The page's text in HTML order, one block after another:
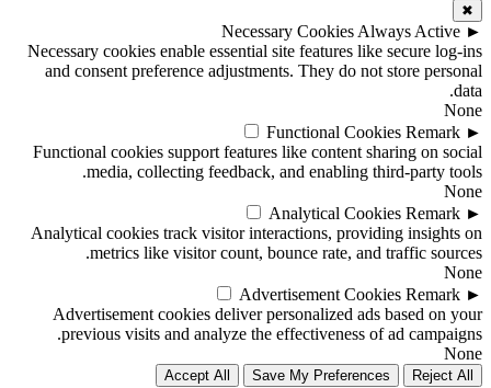
✖
►
Necessary Cookies Always Active
Necessary cookies enable essential site features like secure log-ins
and consent preference adjustments. They do not store personal
data.
None
►
Functional Cookies Remark
Functional cookies support features like content sharing on social
media, collecting feedback, and enabling third-party tools.
None
►
Analytical Cookies Remark
Analytical cookies track visitor interactions, providing insights on
metrics like visitor count, bounce rate, and traffic sources.
None
►
Advertisement Cookies Remark
Advertisement cookies deliver personalized ads based on your
previous visits and analyze the effectiveness of ad campaigns.
None
Reject All
Save My Preferences
Accept All